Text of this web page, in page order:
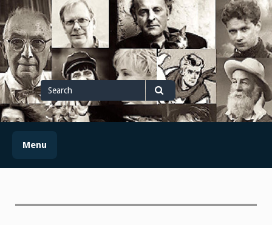
Skip
to
content
Search
for
Search
Menu